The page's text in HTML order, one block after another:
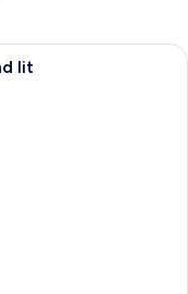
d’hôtel avec un grand
lit